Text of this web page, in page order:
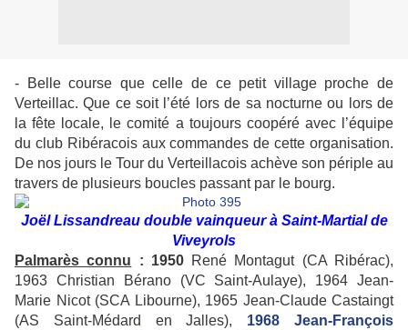
- Belle course que celle de ce petit village proche de
Verteillac. Que ce soit l’été lors de sa nocturne ou lors de
la fête locale, le comité a toujours coopéré avec l’équipe
du club Ribéracois aux commandes de cette organisation.
De nos jours le Tour du Verteillacois achève son périple au
travers de plusieurs boucles passant par le bourg.
Joël Lissandreau double vainqueur à Saint-Martial de
Viveyrols
Palmarès connu : 1950René Montagut (CA Ribérac),
1963 Christian Bérano (VC Saint-Aulaye), 1964 Jean-
Marie Nicot (SCA Libourne), 1965 Jean-Claude Castaingt
(AS Saint-Médard en Jalles), 1968 Jean-François